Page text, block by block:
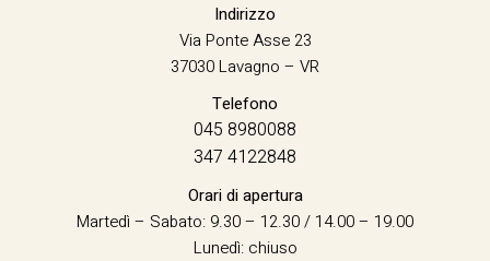
Indirizzo
Via Ponte Asse 23
37030 Lavagno – VR
Telefono
045 8980088
347 4122848
Orari di apertura
Martedì – Sabato: 9.30 – 12.30 / 14.00 – 19.00
Lunedì: chiuso